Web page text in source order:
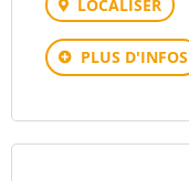
LOCALISER
PLUS D'INFOS